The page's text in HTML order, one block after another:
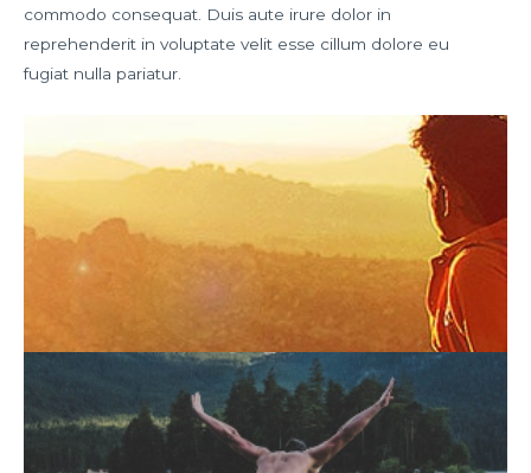
commodo consequat. Duis aute irure dolor in
reprehenderit in voluptate velit esse cillum dolore eu
fugiat nulla pariatur.